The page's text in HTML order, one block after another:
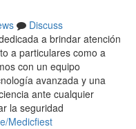
Discuss
a brindar atención
a particulares como a
con un equipo
avanzada y una
ante cualquier
la seguridad
Medicfiest